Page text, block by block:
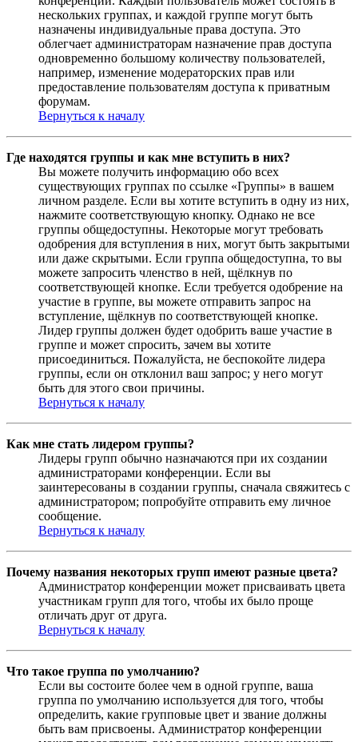
нескольких группах, и каждой группе могут быть
назначены индивидуальные права доступа. Это
облегчает администраторам назначение прав доступа
одновременно большому количеству пользователей,
например, изменение модераторских прав или
предоставление пользователям доступа к приватным
форумам.
Вернуться к началу
Где находятся группы и как мне вступить в них?
Вы можете получить информацию обо всех
существующих группах по ссылке «Группы» в вашем
личном разделе. Если вы хотите вступить в одну из них,
нажмите соответствующую кнопку. Однако не все
группы общедоступны. Некоторые могут требовать
одобрения для вступления в них, могут быть закрытыми
или даже скрытыми. Если группа общедоступна, то вы
можете запросить членство в ней, щёлкнув по
соответствующей кнопке. Если требуется одобрение на
участие в группе, вы можете отправить запрос на
вступление, щёлкнув по соответствующей кнопке.
Лидер группы должен будет одобрить ваше участие в
группе и может спросить, зачем вы хотите
присоединиться. Пожалуйста, не беспокойте лидера
группы, если он отклонил ваш запрос; у него могут
быть для этого свои причины.
Вернуться к началу
Как мне стать лидером группы?
Лидеры групп обычно назначаются при их создании
администраторами конференции. Если вы
заинтересованы в создании группы, сначала свяжитесь с
администратором; попробуйте отправить ему личное
сообщение.
Вернуться к началу
Почему названия некоторых групп имеют разные цвета?
Администратор конференции может присваивать цвета
участникам групп для того, чтобы их было проще
отличать друг от друга.
Вернуться к началу
Что такое группа по умолчанию?
Если вы состоите более чем в одной группе, ваша
группа по умолчанию используется для того, чтобы
определить, какие групповые цвет и звание должны
быть вам присвоены. Администратор конференции